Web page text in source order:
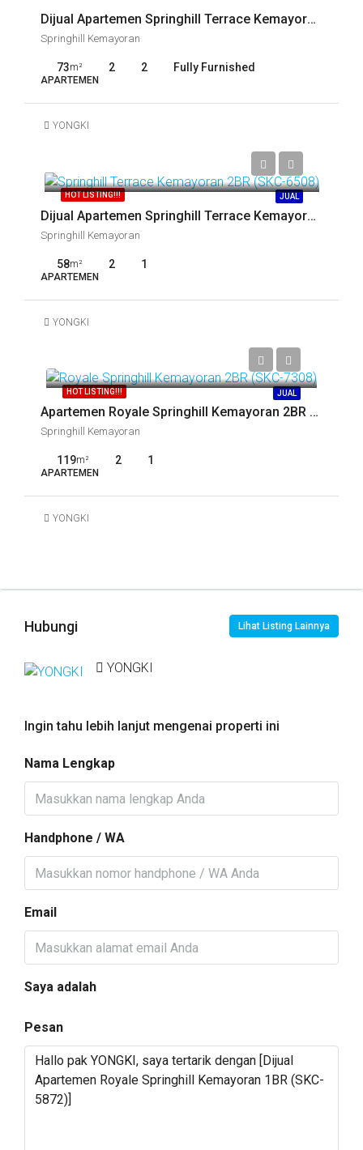
Dijual Apartemen Springhill Terrace Kemayoran 2 Kamar (SKC-9618)
Springhill Kemayoran
73m² 2 2 Fully Furnished
APARTEMEN
YONGKI
HOT LISTING!!! JUAL
Dijual Apartemen Springhill Terrace Kemayoran 2BR (SKC-6508)
Springhill Kemayoran
58m² 2 1
APARTEMEN
YONGKI
HOT LISTING!!! JUAL
Apartemen Royale Springhill Kemayoran 2BR Dijual (SKC-8029)
Springhill Kemayoran
119m² 2 1
APARTEMEN
YONGKI
Hubungi Lihat Listing Lainnya
YONGKI
Ingin tahu lebih lanjut mengenai properti ini
Nama Lengkap
Handphone / WA
Email
Saya adalah
Pesan